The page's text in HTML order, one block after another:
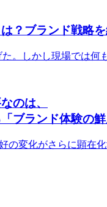
？ブランド戦略
た。しかし現場では
のは、
ブランド体験の鮮
の変化がさらに顕在